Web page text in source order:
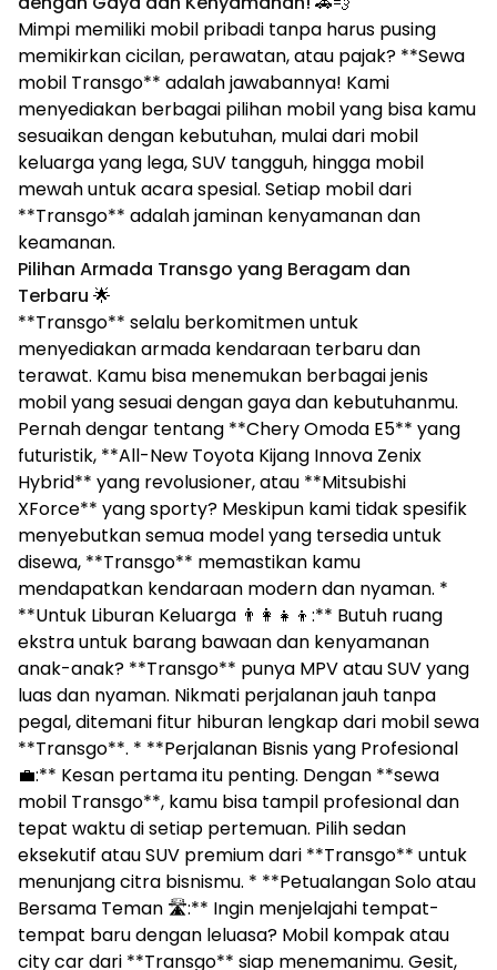
Mimpi memiliki mobil pribadi tanpa harus pusing
memikirkan cicilan, perawatan, atau pajak? **Sewa
mobil Transgo** adalah jawabannya! Kami
menyediakan berbagai pilihan mobil yang bisa kamu
sesuaikan dengan kebutuhan, mulai dari mobil
keluarga yang lega, SUV tangguh, hingga mobil
mewah untuk acara spesial. Setiap mobil dari
**Transgo** adalah jaminan kenyamanan dan
keamanan.
Pilihan Armada Transgo yang Beragam dan
Terbaru 🌟
**Transgo** selalu berkomitmen untuk
menyediakan armada kendaraan terbaru dan
terawat. Kamu bisa menemukan berbagai jenis
mobil yang sesuai dengan gaya dan kebutuhanmu.
Pernah dengar tentang **Chery Omoda E5** yang
futuristik, **All-New Toyota Kijang Innova Zenix
Hybrid** yang revolusioner, atau **Mitsubishi
XForce** yang sporty? Meskipun kami tidak spesifik
menyebutkan semua model yang tersedia untuk
disewa, **Transgo** memastikan kamu
mendapatkan kendaraan modern dan nyaman. *
**Untuk Liburan Keluarga 👨‍👩‍👧‍👦:** Butuh ruang
ekstra untuk barang bawaan dan kenyamanan
anak-anak? **Transgo** punya MPV atau SUV yang
luas dan nyaman. Nikmati perjalanan jauh tanpa
pegal, ditemani fitur hiburan lengkap dari mobil sewa
**Transgo**. * **Perjalanan Bisnis yang Profesional
💼:** Kesan pertama itu penting. Dengan **sewa
mobil Transgo**, kamu bisa tampil profesional dan
tepat waktu di setiap pertemuan. Pilih sedan
eksekutif atau SUV premium dari **Transgo** untuk
menunjang citra bisnismu. * **Petualangan Solo atau
Bersama Teman 🛣️:** Ingin menjelajahi tempat-
tempat baru dengan leluasa? Mobil kompak atau
city car dari **Transgo** siap menemanimu. Gesit,